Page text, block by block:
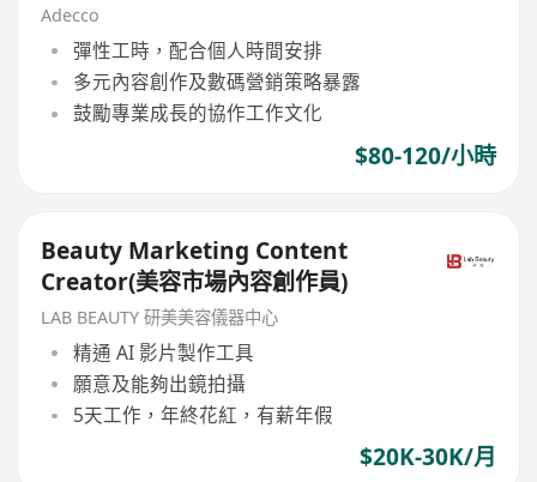
Adecco
彈性工時，配合個人時間安排
多元內容創作及數碼營銷策略暴露
鼓勵專業成長的協作工作文化
$80-120/小時
Beauty Marketing Content
Creator(美容市場內容創作員)
LAB BEAUTY 研美美容儀器中心
精通 AI 影片製作工具
願意及能夠出鏡拍攝
5天工作，年終花紅，有薪年假
$20K-30K/月